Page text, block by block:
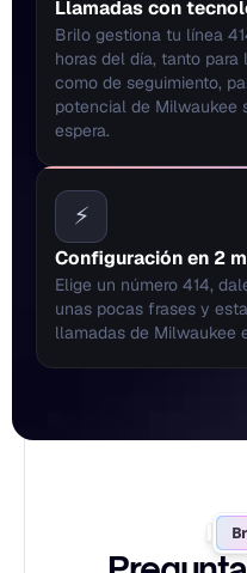
Llamadas con
Brilo gestiona tu línea
horas del día, tanto
como de seguimiento,
potencial de Milwaukee
espera.
⚡
Configuración en 2
Elige un número 414,
unas pocas frases y
llamadas de Milwaukee